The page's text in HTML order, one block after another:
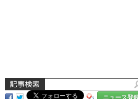
ニュース登